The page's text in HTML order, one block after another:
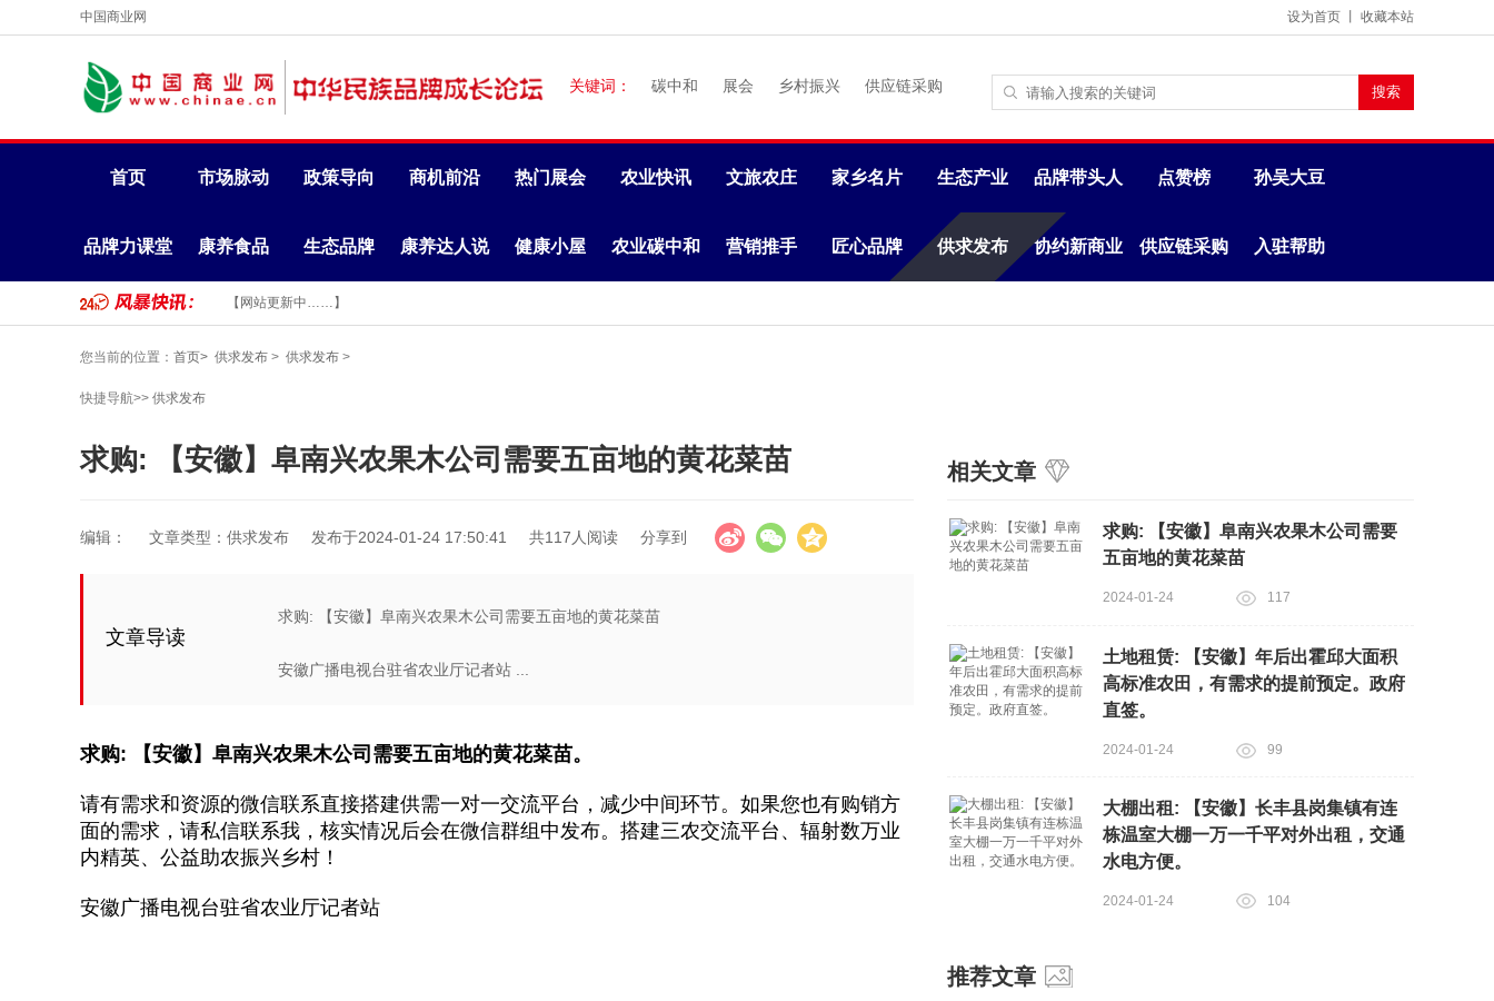
中国商业网 设为首页 收藏本站
关键词： 碳中和 展会 乡村振兴 供应链采购
首页 市场脉动 政策导向 商机前沿 热门展会 农业快讯 文旅农庄 家乡名片 生态产业 品牌带头人 点赞榜 孙吴大豆
品牌力课堂 康养食品 生态品牌 康养达人说 健康小屋 农业碳中和 营销推手 匠心品牌 供求发布 协约新商业 供应链采购 入驻帮助
【网站更新中……】
您当前的位置： 首页> 供求发布 > 供求发布 >
快捷导航>> 供求发布
求购: 【安徽】阜南兴农果木公司需要五亩地的黄花菜苗
编辑： 文章类型：供求发布 发布于2024-01-24 17:50:41 共117人阅读 分享到
文章导读
求购: 【安徽】阜南兴农果木公司需要五亩地的黄花菜苗
安徽广播电视台驻省农业厅记者站 ...
求购: 【安徽】阜南兴农果木公司需要五亩地的黄花菜苗。
请有需求和资源的微信联系直接搭建供需一对一交流平台，减少中间环节。如果您也有购销方
面的需求，请私信联系我，核实情况后会在微信群组中发布。搭建三农交流平台、辐射数万业
内精英、公益助农振兴乡村！
安徽广播电视台驻省农业厅记者站
相关文章
求购: 【安徽】阜南兴农果木公司需要
五亩地的黄花菜苗
2024-01-24 117
土地租赁: 【安徽】年后出霍邱大面积
高标准农田，有需求的提前预定。政府
直签。
2024-01-24 99
大棚出租: 【安徽】长丰县岗集镇有连
栋温室大棚一万一千平对外出租，交通
水电方便。
2024-01-24 104
推荐文章